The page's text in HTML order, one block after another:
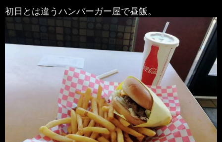
初日とは違うハンバーガー屋で昼飯。